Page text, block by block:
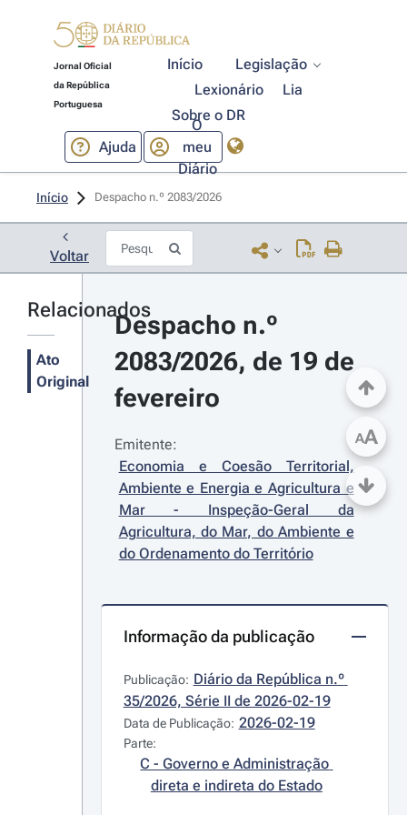
Jornal Oficial
da República
Portuguesa
Início
Legislação
Lexionário
Lia
Sobre o DR
Ajuda
O
meu
Diário
Início Despacho n.º 2083/2026
Voltar
Relacionados
Ato
Original
Despacho n.º
2083/2026, de 19 de
fevereiro
Emitente:
Economia e Coesão Territorial,
Ambiente e Energia e Agricultura e
Mar - Inspeção-Geral da
Agricultura, do Mar, do Ambiente e
do Ordenamento do Território
Informação da publicação
Publicação: Diário da República n.º
35/2026, Série II de 2026-02-19
Data de Publicação: 2026-02-19
Parte:
C - Governo e Administração
direta e indireta do Estado
AA